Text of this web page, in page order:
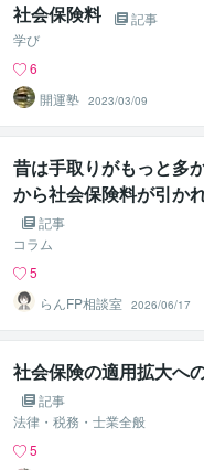
社会保険料
記事
学び
6
開運塾 2023/03/09
昔は手取りがもっと多
から社会保険料が引か
はいつから？
記事
コラム
5
らんFP相談室 2026/06/17
社会保険の適用拡大へ
記事
法律・税務・士業全般
5